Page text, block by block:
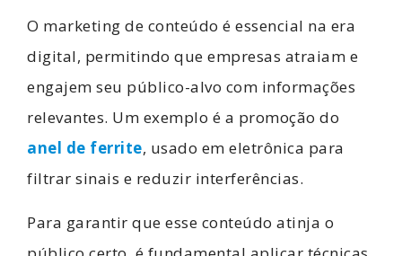
O marketing de conteúdo é essencial na era
digital, permitindo que empresas atraiam e
engajem seu público-alvo com informações
relevantes. Um exemplo é a promoção do
anel de ferrite, usado em eletrônica para
filtrar sinais e reduzir interferências.
Para garantir que esse conteúdo atinja o